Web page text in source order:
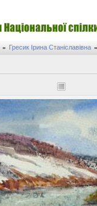
» Гресик Ірина Станіславівна